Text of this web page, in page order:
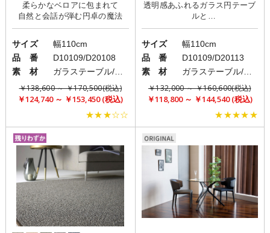
l
柔らかなベロアに包まれて
サイズ
幅110cm
品 番
D10109/D20108
素 材
ガラステーブル/ファブリックチェア
￥138,600 ～ ￥170,500(税込)
￥124,740 ～ ￥153,450 (税込)
★★★☆☆
透明感あふれるガラス円テーブ
ルと
個性派デザインチェアの共演
サイズ
幅110cm
品 番
D10109/D20113
素 材
￥132,000 ～ ￥160,600(税込)
￥118,800 ～ ￥144,540 (税込)
★★★★★